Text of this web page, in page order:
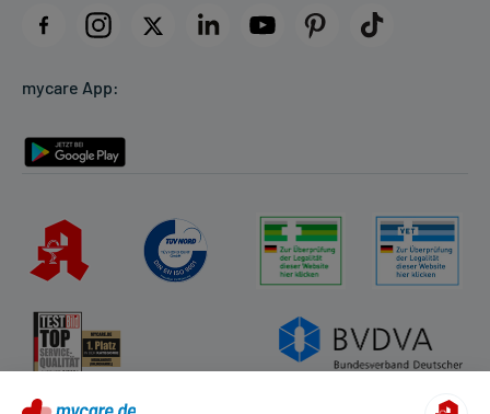
Datenschutz
Rückgabe/Widerruf
mycare App: